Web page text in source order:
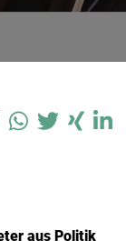
aus Politik